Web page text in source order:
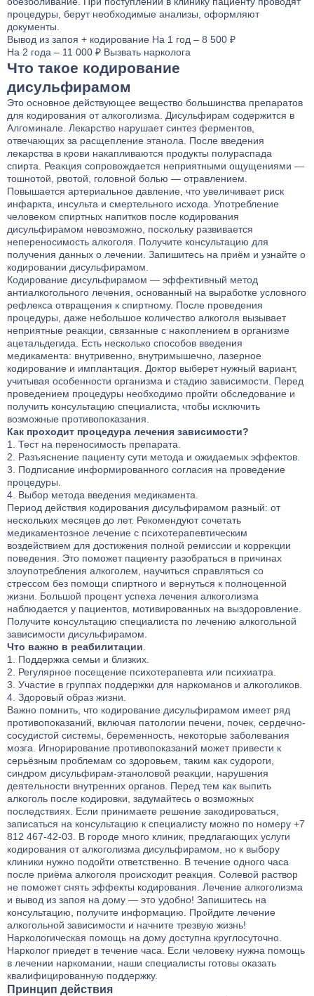
процедуры, берут необходимые анализы, оформляют
документы.
Вывод из запоя + кодирование На 1 год – 8 500 ₽
На 2 года – 11 000 ₽ Вызвать нарколога
Что такое кодирование
дисульфирамом
Это основное действующее вещество большинства препаратов
для кодирования от алкоголизма. Дисульфирам содержится в
Алгоминале. Лекарство нарушает синтез ферментов,
отвечающих за расщепление этанола. После введения
лекарства в крови накапливаются продукты полураспада
спирта. Реакция сопровождается неприятными ощущениями —
тошнотой, рвотой, головной болью — отравлением.
Повышается артериальное давление, что увеличивает риск
инфаркта, инсульта и смертельного исхода. Употребление
человеком спиртных напитков после кодирования
дисульфирамом невозможно, поскольку развивается
непереносимость алкоголя. Получите консультацию для
получения данных о лечении. Запишитесь на приём и узнайте о
кодировании дисульфирамом.
Кодирование дисульфирамом — эффективный метод
антиалкогольного лечения, основанный на выработке условного
рефлекса отвращения к спиртному. После проведения
процедуры, даже небольшое количество алкоголя вызывает
неприятные реакции, связанные с накоплением в организме
ацетальдегида. Есть несколько способов введения
медикамента: внутривенно, внутримышечно, лазерное
кодирование и имплантация. Доктор выберет нужный вариант,
учитывая особенности организма и стадию зависимости. Перед
проведением процедуры необходимо пройти обследование и
получить консультацию специалиста, чтобы исключить
возможные противопоказания.
Как проходит процедура лечения зависимости?
Тест на переносимость препарата.
Разъяснение пациенту сути метода и ожидаемых эффектов.
Подписание информированного согласия на проведение
процедуры.
Выбор метода введения медикамента.
Период действия кодирования дисульфирамом разный: от
нескольких месяцев до лет. Рекомендуют сочетать
медикаментозное лечение с психотерапевтическим
воздействием для достижения полной ремиссии и коррекции
поведения. Это поможет пациенту разобраться в причинах
злоупотребления алкоголем, научиться справляться со
стрессом без помощи спиртного и вернуться к полноценной
жизни. Большой процент успеха лечения алкоголизма
наблюдается у пациентов, мотивированных на выздоровление.
Получите консультацию специалиста по лечению алкогольной
зависимости дисульфирамом.
Что важно в реабилитации
Поддержка семьи и близких.
Регулярное посещение психотерапевта или психиатра.
Участие в группах поддержки для наркоманов и алкоголиков.
Здоровый образ жизни.
Важно помнить, что кодирование дисульфирамом имеет ряд
противопоказаний, включая патологии печени, почек, сердечно-
сосудистой системы, беременность, некоторые заболевания
мозга. Игнорирование противопоказаний может привести к
серьёзным проблемам со здоровьем, таким как судороги,
синдром дисульфирам-этаноловой реакции, нарушения
деятельности внутренних органов. Перед тем как выпить
алкоголь после кодировки, задумайтесь о возможных
последствиях. Если принимаете решение закодироваться,
записаться на консультацию к специалисту можно по номеру +7
812 467-42-03. В городе много клиник, предлагающих услуги
кодирования от алкоголизма дисульфирамом, но к выбору
клиники нужно подойти ответственно. В течение одного часа
после приёма алкоголя происходит реакция. Солевой раствор
не поможет снять эффекты кодирования. Лечение алкоголизма
и вывод из запоя на дому — это удобно! Запишитесь на
консультацию, получите информацию. Пройдите лечение
алкогольной зависимости и начните трезвую жизнь!
Наркологическая помощь на дому доступна круглосуточно.
Нарколог приедет в течение часа. Если человеку нужна помощь
в лечении наркомании, наши специалисты готовы оказать
квалифицированную поддержку.
Принцип действия